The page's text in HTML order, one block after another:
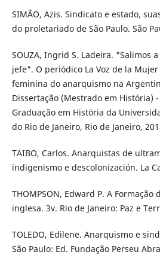
SIMÃO, Azis. Sindicato e estado,
do proletariado de São Paulo. São
SOUZA, Ingrid S. Ladeira. "Salimos
jefe". O periódico La Voz de la
feminina do anarquismo na
Dissertação (Mestrado em História)
Graduação em História da
do Rio de Janeiro, Rio de Janeiro,
TAIBO, Carlos. Anarquistas de
indigenismo e descolonización. La
THOMPSON, Edward P. A Formação
inglesa. 3v. Rio de Janeiro: Paz e
TOLEDO, Edilene. Anarquismo e
São Paulo: Ed. Fundação Perseu